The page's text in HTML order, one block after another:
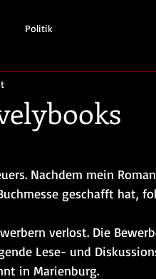
Politik
Nachdem mein
geschafft hat,
verlost. Die
Lese- und
in Marienburg.